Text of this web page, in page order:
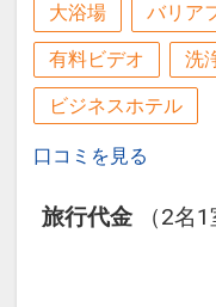
大浴場 バリア
有料ビデオ 洗
ビジネスホテル
口コミを見る
旅行代金
（2名